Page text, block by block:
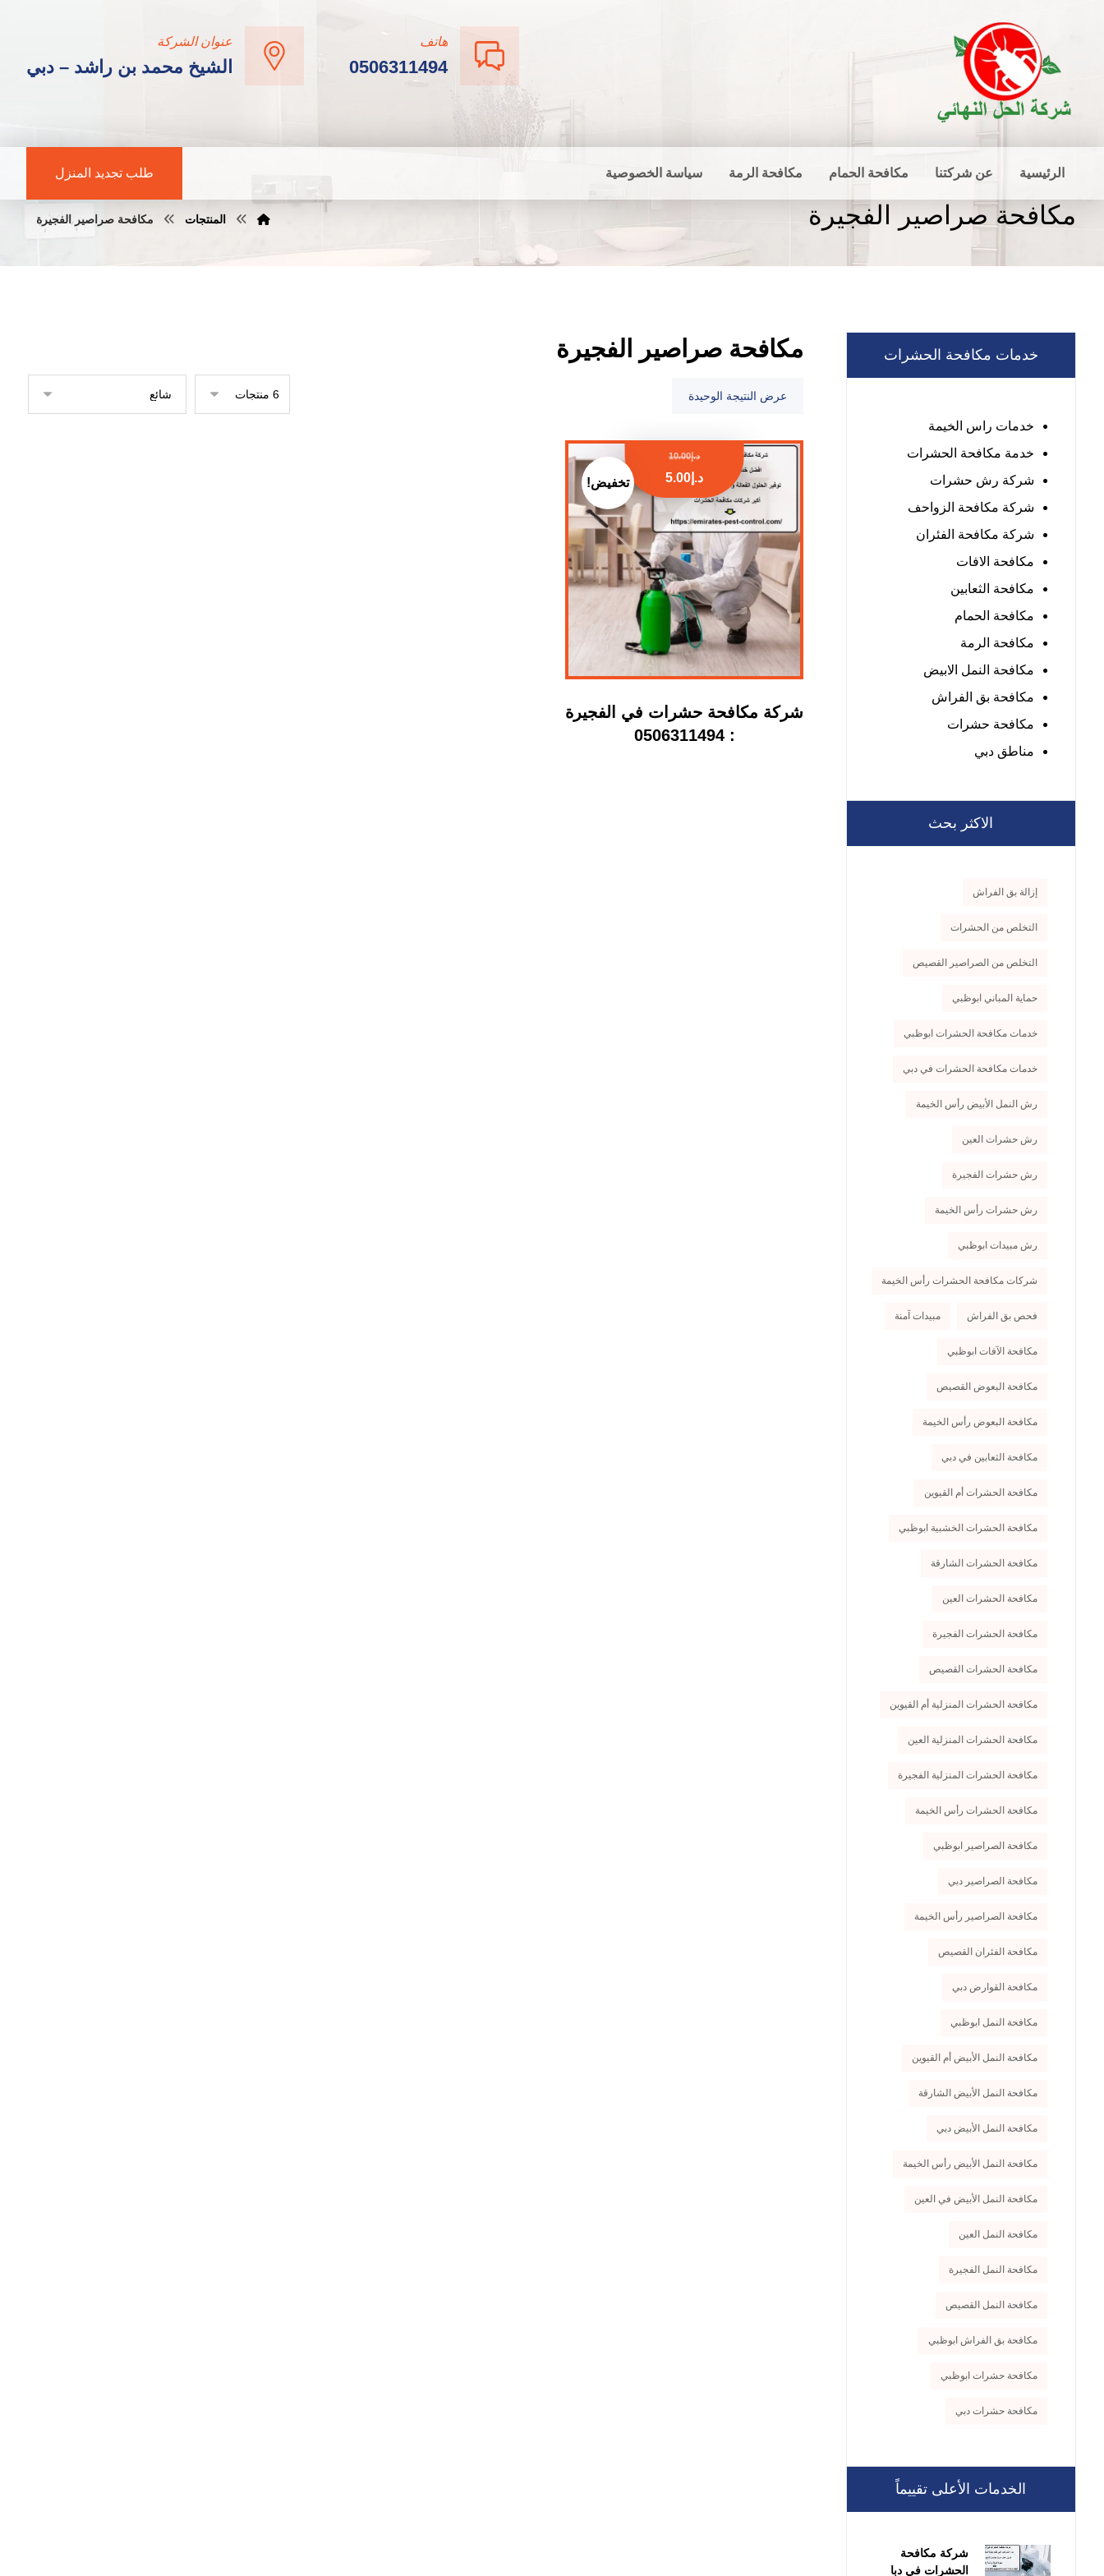
عنوان الشركة
الشيخ محمد بن راشد – دبي
هاتف
0506311494
الرئيسية عن شركتنا مكافحة الحمام مكافحة الرمة سياسة الخصوصية طلب تجديد المنزل
مكافحة صراصير الفجيرة المنتجات مكافحة صراصير الفجيرة
مكافحة صراصير الفجيرة
عرض النتيجة الوحيدة
شركة مكافحة حشرات في الفجيرة
: 0506311494
د.إ10.00
د.إ 5.00 تخفيض!
خدمات مكافحة الحشرات
خدمات راس الخيمة
خدمة مكافحة الحشرات
شركة رش حشرات
شركة مكافحة الزواحف
شركة مكافحة الفئران
مكافحة الافات
مكافحة الثعابين
مكافحة الحمام
مكافحة الرمة
مكافحة النمل الابيض
مكافحة بق الفراش
مكافحة حشرات
مناطق دبي
الاكثر بحث
إزالة بق الفراش
التخلص من الحشرات
التخلص من الصراصير القصيص
حماية المباني ابوظبي
خدمات مكافحة الحشرات ابوظبي
خدمات مكافحة الحشرات في دبي
رش النمل الأبيض رأس الخيمة
رش حشرات العين
رش حشرات الفجيرة
رش حشرات رأس الخيمة
رش مبيدات ابوظبي
شركات مكافحة الحشرات رأس الخيمة
فحص بق الفراش مبيدات آمنة
مكافحة الآفات ابوظبي
مكافحة البعوض القصيص
مكافحة البعوض رأس الخيمة
مكافحة الثعابين في دبي
مكافحة الحشرات أم القيوين
مكافحة الحشرات الخشبية ابوظبي
مكافحة الحشرات الشارقة
مكافحة الحشرات العين
مكافحة الحشرات الفجيرة
مكافحة الحشرات القصيص
مكافحة الحشرات المنزلية أم القيوين
مكافحة الحشرات المنزلية العين
مكافحة الحشرات المنزلية الفجيرة
مكافحة الحشرات رأس الخيمة
مكافحة الصراصير ابوظبي
مكافحة الصراصير دبي
مكافحة الصراصير رأس الخيمة
مكافحة الفئران القصيص
مكافحة القوارض دبي
مكافحة النمل ابوظبي
مكافحة النمل الأبيض أم القيوين
مكافحة النمل الأبيض الشارقة
مكافحة النمل الأبيض دبي
مكافحة النمل الأبيض رأس الخيمة
مكافحة النمل الأبيض في العين
مكافحة النمل العين
مكافحة النمل الفجيرة
مكافحة النمل القصيص
مكافحة بق الفراش ابوظبي
مكافحة حشرات ابوظبي
مكافحة حشرات دبي
الخدمات الأعلى تقييماً
شركة مكافحة
الحشرات في دبا